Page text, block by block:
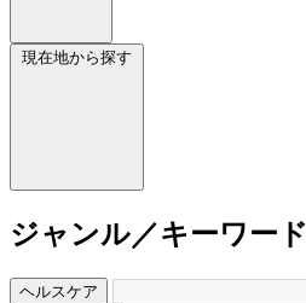
現在地から探す
ジャンル／キーワード
ヘルスケア